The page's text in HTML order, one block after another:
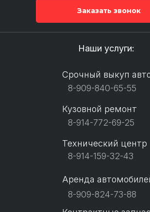
8-909-840-65-55
Наши услуги:
Заказать звонок
8-914-772-69-25
8-909-824-73-88
8-914-159-32-43
Технический центр
Аренда
Кузовной ремонт
Срочный выкуп